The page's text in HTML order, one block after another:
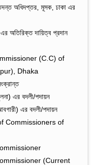
অধিদপ্তর, মূসক, ঢাকা এর
অতিরিক্ত দায়িত্ব প্রদান
(C.C) of
Dhaka
এর বদলী/পদায়ন
এর বদলী/পদায়ন
Commissioners of
(Current